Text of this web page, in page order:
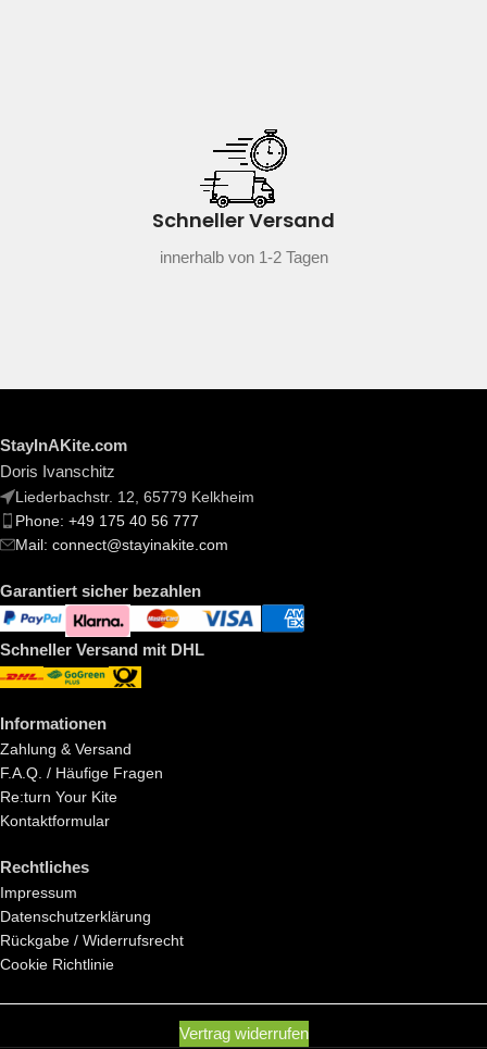
Schneller Versand
innerhalb von 1-2 Tagen
StayInAKite.com
Doris Ivanschitz
Liederbachstr. 12, 65779 Kelkheim
Phone: +49 175 40 56 777
Mail: connect@stayinakite.com
Garantiert sicher bezahlen
Schneller Versand mit DHL
Informationen
Zahlung & Versand
F.A.Q. / Häufige Fragen
Re:turn Your Kite
Kontaktformular
Rechtliches
Impressum
Datenschutzerklärung
Rückgabe / Widerrufsrecht
Cookie Richtlinie
Vertrag widerrufen